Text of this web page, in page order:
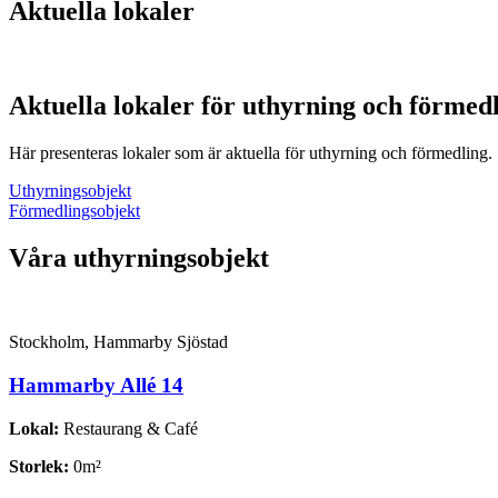
Aktuella lokaler
Aktuella lokaler för uthyrning och
Här presenteras lokaler som är aktuella för uthyrning och förmedling.
Uthyrningsobjekt
Förmedlingsobjekt
Våra uthyrnings­objekt
Stockholm, Hammarby Sjöstad
Hammarby Allé 14
Lokal: Restaurang & Café
Storlek: 0m²